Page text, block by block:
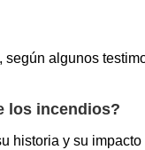
algunos
los incendios?
historia y su